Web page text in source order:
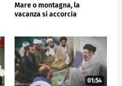
Mare o montagna, la
vacanza si accorcia
01:54